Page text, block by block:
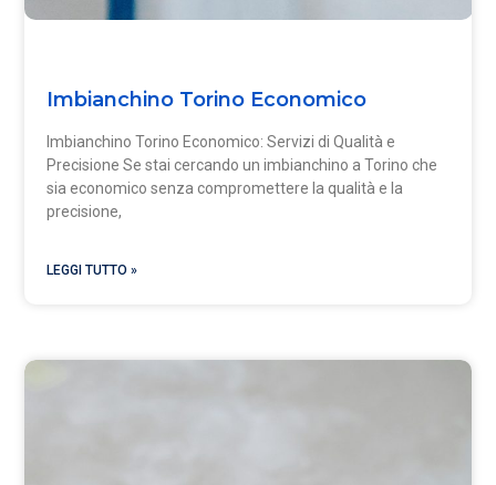
Imbianchino Torino Economico
Imbianchino Torino Economico: Servizi di Qualità e
Precisione Se stai cercando un imbianchino a Torino che
sia economico senza compromettere la qualità e la
precisione,
LEGGI TUTTO »